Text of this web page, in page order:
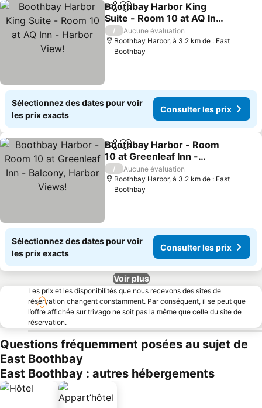
PartagerAjouter à mes favoris
Boothbay Harbor King
Suite - Room 10 at AQ Inn
- Harbor View!
/
Aucune évaluation
Boothbay Harbor, à 3.2 km de : East
Boothbay
Sélectionnez des dates pour voir
les prix exacts
Consulter les prix
PartagerAjouter à mes favoris
Boothbay Harbor - Room
10 at Greenleaf Inn -
Balcony, Harbor Views!
/
Aucune évaluation
Boothbay Harbor, à 3.2 km de : East
Boothbay
Sélectionnez des dates pour voir
les prix exacts
Consulter les prix
Voir plus
Les prix et les disponibilités que nous recevons des sites de
réservation changent constamment. Par conséquent, il se peut que
l’offre affichée sur trivago ne soit pas la même que celle du site de
réservation.
Questions fréquemment posées au sujet de
East Boothbay
East Boothbay : autres hébergements